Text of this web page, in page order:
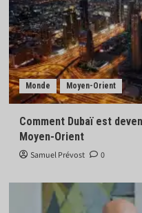
Monde Moyen-Orient
Comment Dubaï est
Moyen-Orient
Samuel Prévost 0